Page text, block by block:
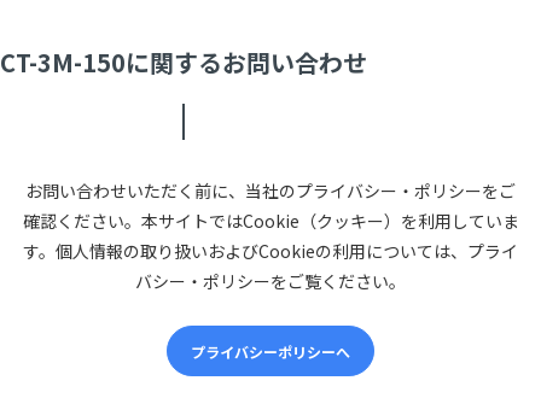
CT-3M-150に関するお問い合わせ
お問い合わせいただく前に、当社のプライバシー・ポリシーをご
確認ください。本サイトではCookie（クッキー）を利用していま
す。個人情報の取り扱いおよびCookieの利用については、プライ
バシー・ポリシーをご覧ください。
プライバシーポリシーへ